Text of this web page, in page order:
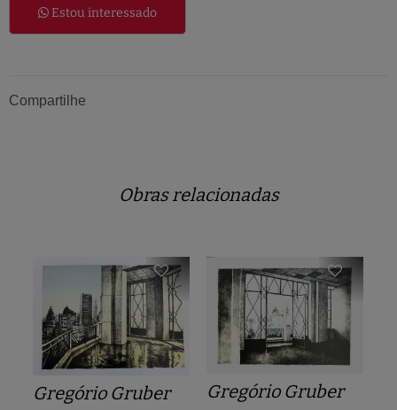
Estou interessado
Compartilhe
Obras relacionadas
Gregório Gruber Gregório Gruber